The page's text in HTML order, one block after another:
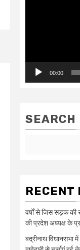
00:00
SEARCH
RECENT
वर्षों से जिस सड़क की
की प्रदेश अध्यक्ष के
बद्रीनाथ